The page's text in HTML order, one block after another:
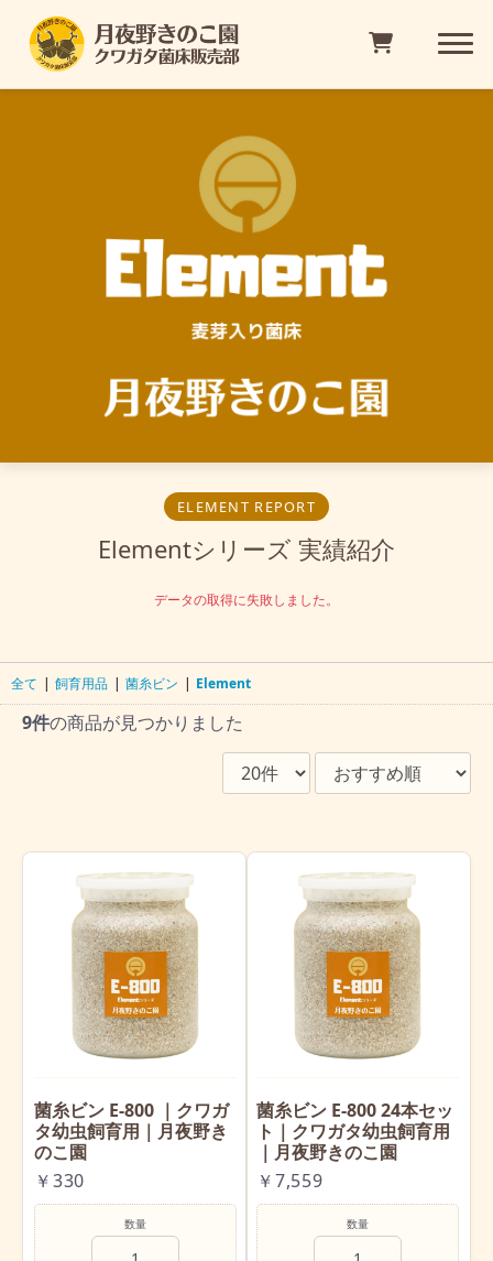
ELEMENT REPORT
Elementシリーズ 実績紹介
データの取得に失敗しました。
全て | 飼育用品 | 菌糸ビン | Element
9件の商品が見つかりました
菌糸ビン E-800 ｜クワガ
タ幼虫飼育用｜月夜野き
のこ園
￥330
数量
菌糸ビン E-800 24本セッ
ト｜クワガタ幼虫飼育用
｜月夜野きのこ園
￥7,559
数量